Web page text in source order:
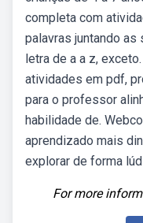
completa com
palavras juntando as
letra de a a z,
atividades em pdf,
para o professor
habilidade de.
aprendizado mais
explorar de forma
For more